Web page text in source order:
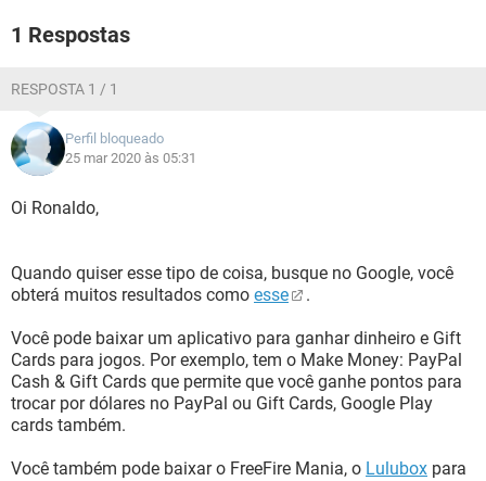
1 Respostas
RESPOSTA 1 / 1
Perfil bloqueado
25 mar 2020 às 05:31
Oi Ronaldo,
Quando quiser esse tipo de coisa, busque no Google, você
obterá muitos resultados como esse .
Você pode baixar um aplicativo para ganhar dinheiro e Gift
Cards para jogos. Por exemplo, tem o Make Money: PayPal
Cash & Gift Cards que permite que você ganhe pontos para
trocar por dólares no PayPal ou Gift Cards, Google Play
cards também.
Você também pode baixar o FreeFire Mania, o Lulubox para